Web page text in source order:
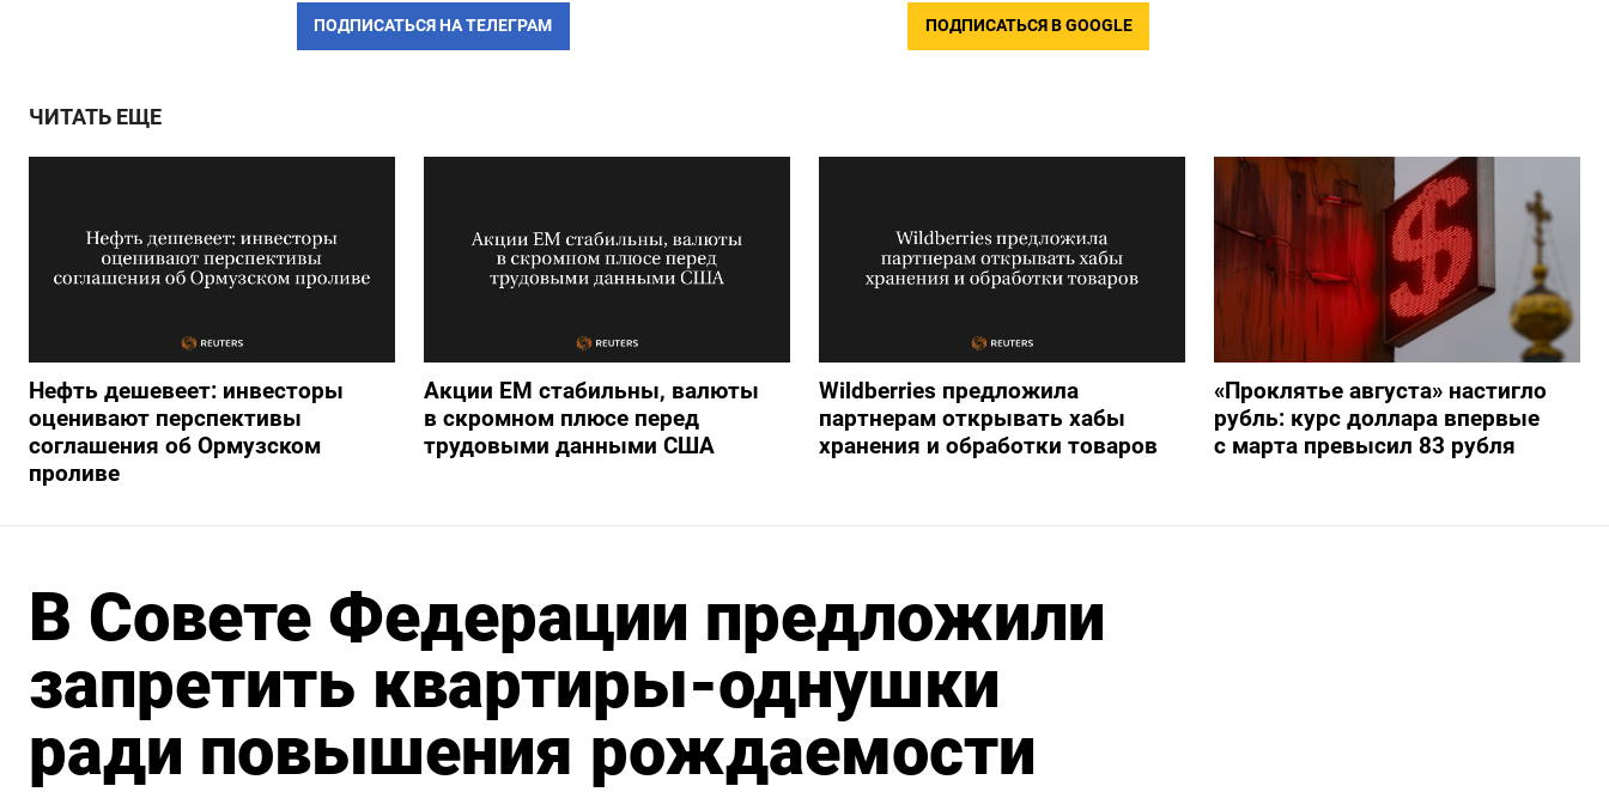
ПОДПИСАТЬСЯ НА ТЕЛЕГРАМ ПОДПИСАТЬСЯ В GOOGLE
ЧИТАТЬ ЕЩЕ
Нефть дешевеет: инвесторы
оценивают перспективы
соглашения об Ормузском
проливе
Акции ЕМ стабильны, валюты
в скромном плюсе перед
трудовыми данными США
Wildberries предложила
партнерам открывать хабы
хранения и обработки товаров
«Проклятье августа» настигло
рубль: курс доллара впервые
с марта превысил 83 рубля
В Совете Федерации предложили
запретить квартиры-однушки
ради повышения рождаемости